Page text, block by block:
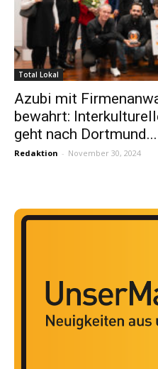
Total Lokal
Azubi mit
bewahrt:
geht nach Dortmund...
Redaktion - November 30, 2024